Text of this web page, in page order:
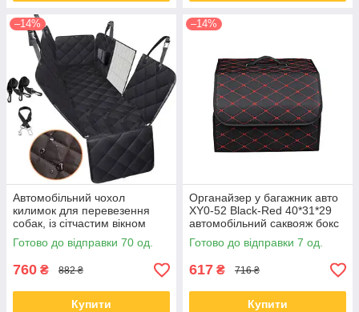
–14%
Автомобільний чохол
килимок для перевезення
собак, із сітчастим вікном
Готово до відправки 70 од.
760 ₴ 882 ₴
Купити
–14%
Органайзер у багажник авто
XY0-52 Black-Red 40*31*29
автомобільний саквояж бокс
для зберігання 2 відділ
Готово до відправки 7 од.
617 ₴ 716 ₴
Купити